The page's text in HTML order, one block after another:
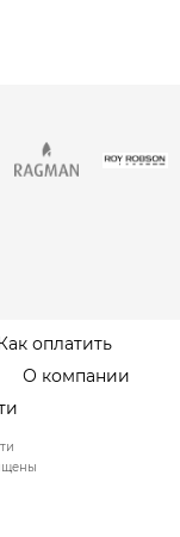
оплатить
О компании